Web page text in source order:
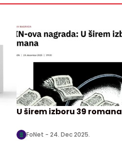
U širem izboru 39 romana
FoNet - 24. Dec 2025.